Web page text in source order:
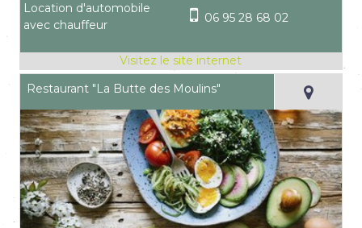
Location d'automobile
avec chauffeur
06 95 28 68 02
Restaurant "La Butte des Moulins"